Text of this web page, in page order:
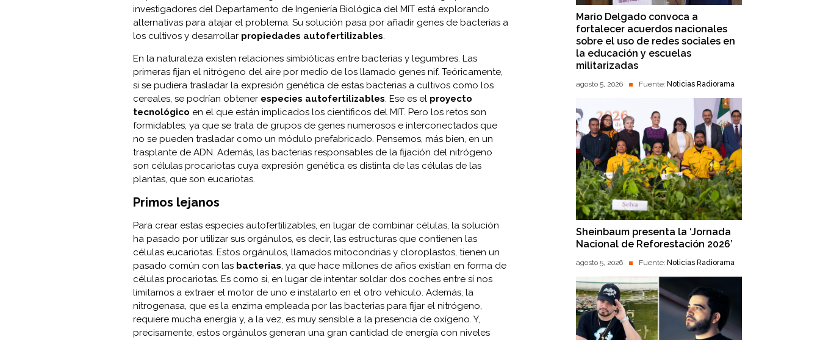
investigadores del Departamento de Ingeniería Biológica del MIT está explorando
alternativas para atajar el problema. Su solución pasa por añadir genes de bacterias a
los cultivos y desarrollar propiedades autofertilizables.
En la naturaleza existen relaciones simbióticas entre bacterias y legumbres. Las
primeras fijan el nitrógeno del aire por medio de los llamado genes nif. Teóricamente,
si se pudiera trasladar la expresión genética de estas bacterias a cultivos como los
cereales, se podrían obtener especies autofertilizables. Ese es el proyecto
tecnológico en el que están implicados los científicos del MIT. Pero los retos son
formidables, ya que se trata de grupos de genes numerosos e interconectados que
no se pueden trasladar como un módulo prefabricado. Pensemos, más bien, en un
trasplante de ADN. Además, las bacterias responsables de la fijación del nitrógeno
son células procariotas cuya expresión genética es distinta de las células de las
plantas, que son eucariotas.
Primos lejanos
Para crear estas especies autofertilizables, en lugar de combinar células, la solución
ha pasado por utilizar sus orgánulos, es decir, las estructuras que contienen las
células eucariotas. Estos orgánulos, llamados mitocondrias y cloroplastos, tienen un
pasado común con las bacterias, ya que hace millones de años existían en forma de
células procariotas. Es como si, en lugar de intentar soldar dos coches entre sí nos
limitamos a extraer el motor de uno e instalarlo en el otro vehículo. Además, la
nitrogenasa, que es la enzima empleada por las bacterias para fijar el nitrógeno,
requiere mucha energía y, a la vez, es muy sensible a la presencia de oxígeno. Y,
precisamente, estos orgánulos generan una gran cantidad de energía con niveles
Mario Delgado convoca a
fortalecer acuerdos nacionales
sobre el uso de redes sociales en
la educación y escuelas
militarizadas
agosto 5, 2026 Fuente: Noticias Radiorama
Sheinbaum presenta la ‘Jornada
Nacional de Reforestación 2026’
agosto 5, 2026 Fuente: Noticias Radiorama